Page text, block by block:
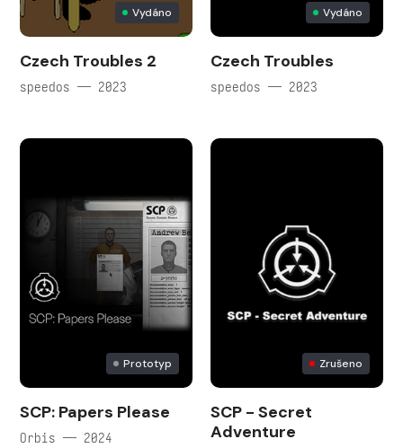
Vydáno
Czech Troubles 2
speedos — 2023
Vydáno
Czech Troubles
speedos — 2023
Prototyp
SCP: Papers Please
Orbis — 2024
Zrušeno
SCP - Secret
Adventure